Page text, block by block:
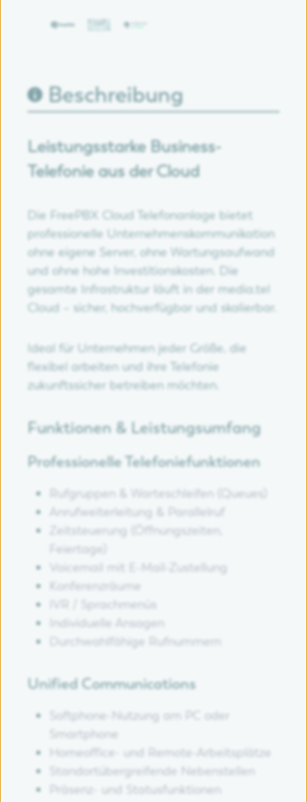
Beschreibung
Leistungsstarke Business-
Telefonie aus der Cloud
Die FreePBX Cloud Telefonanlage bietet
professionelle Unternehmenskommunikation
ohne eigene Server, ohne Wartungsaufwand
und ohne hohe Investitionskosten. Die
gesamte Infrastruktur läuft in der media.tel
Cloud – sicher, hochverfügbar und skalierbar.
Ideal für Unternehmen jeder Größe, die
flexibel arbeiten und ihre Telefonie
zukunftssicher betreiben möchten.
Funktionen & Leistungsumfang
Professionelle Telefoniefunktionen
Rufgruppen & Warteschleifen (Queues)
Anrufweiterleitung & Parallelruf
Zeitsteuerung (Öffnungszeiten,
Feiertage)
Voicemail mit E-Mail-Zustellung
Konferenzräume
IVR / Sprachmenüs
Individuelle Ansagen
Durchwahlfähige Rufnummern
Unified Communications
Softphone-Nutzung am PC oder
Smartphone
Homeoffice- und Remote-Arbeitsplätze
Standortübergreifende Nebenstellen
Präsenz- und Statusfunktionen